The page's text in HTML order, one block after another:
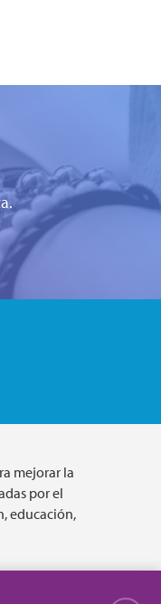
mejorar la
por el
educación,